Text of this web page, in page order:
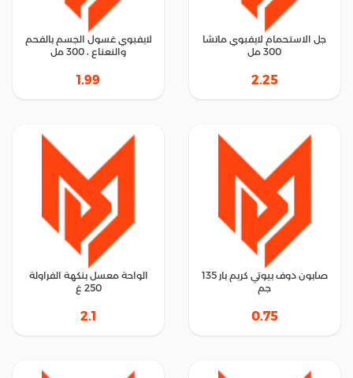
جل الاستحمام لايفبوي ماتشا
300 مل
2.25
لايفبوي غسول الجسم بالفحم
والنعناع ، 300 مل
1.99
صابون دوف بيوتي كريم بار 135
جم
0.75
الواحة معسل بنكهة الفراولة
250 غ
2.1